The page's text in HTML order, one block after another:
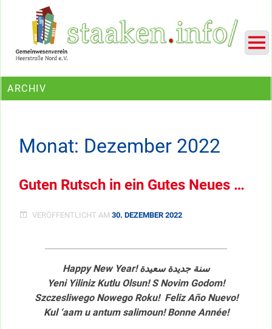
Ein Projekt des Gemeinwesenvereins Heerstraße Nord
ARCHIV
Monat: Dezember 2022
Guten Rutsch in ein Gutes Neues …
VERÖFFENTLICHT AM 30. DEZEMBER 2022
Happy New Year!سنة جديدة سعيدة
Yeni Yiliniz Kutlu Olsun! S Novim Godom!
Szczesliwego Nowego Roku! Feliz Año Nuevo!
Kul ‘aam u antum salimoun! Bonne Année!